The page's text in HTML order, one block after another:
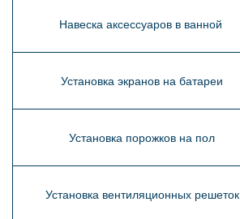
Навеска аксессуаров в ванной
Установка экранов на батареи
Установка порожков на пол
Установка вентиляционных решеток